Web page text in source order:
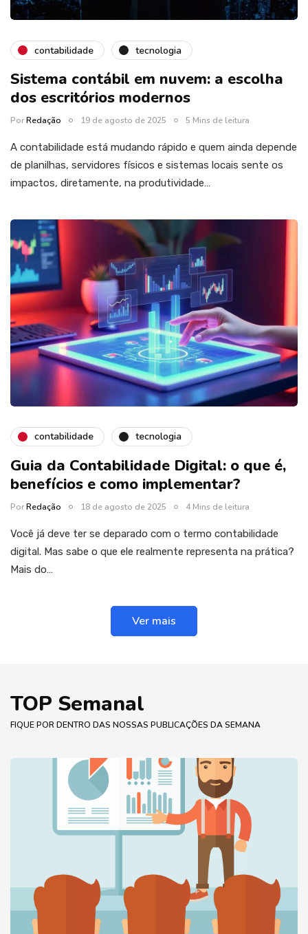
contabilidade tecnologia
Sistema contábil em nuvem: a escolha
dos escritórios modernos
PorRedação 19 de agosto de 2025 5 Mins de leitura
A contabilidade está mudando rápido e quem ainda depende
de planilhas, servidores físicos e sistemas locais sente os
impactos, diretamente, na produtividade…
contabilidade tecnologia
Guia da Contabilidade Digital: o que é,
benefícios e como implementar?
PorRedação 18 de agosto de 2025 4 Mins de leitura
Você já deve ter se deparado com o termo contabilidade
digital. Mas sabe o que ele realmente representa na prática?
Mais do…
Ver mais
TOP Semanal
FIQUE POR DENTRO DAS NOSSAS PUBLICAÇÕES DA SEMANA